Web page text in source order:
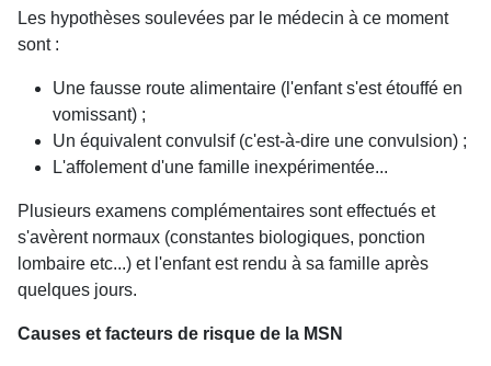
Les hypothèses soulevées par le médecin à ce moment
sont :
Une fausse route alimentaire (l'enfant s'est étouffé en
vomissant) ;
Un équivalent convulsif (c'est-à-dire une convulsion) ;
L'affolement d'une famille inexpérimentée...
Plusieurs examens complémentaires sont effectués et
s'avèrent normaux (constantes biologiques, ponction
lombaire etc...) et l'enfant est rendu à sa famille après
quelques jours.
Causes et facteurs de risque de la MSN